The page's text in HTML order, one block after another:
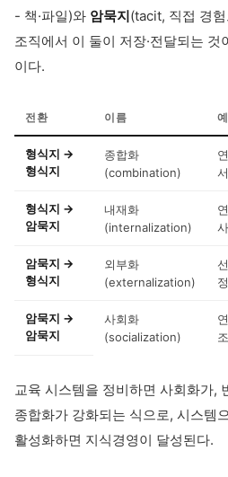
- 책·파일)와 암묵지(tacit, 직접 경
조직에서 이 둘이 저장·전달되는 것
이다.
전환 이름
형식지 →
형식지
종합화
(combination)
형식지 →
암묵지
내재화
(internalization)
암묵지 →
형식지
외부화
(externalization)
암묵지 →
암묵지
사회화
(socialization)
교육 시스템을 정비하면 사회화가,
종합화가 강화되는 식으로, 시스템
활성화하면 지식경영이 달성된다.